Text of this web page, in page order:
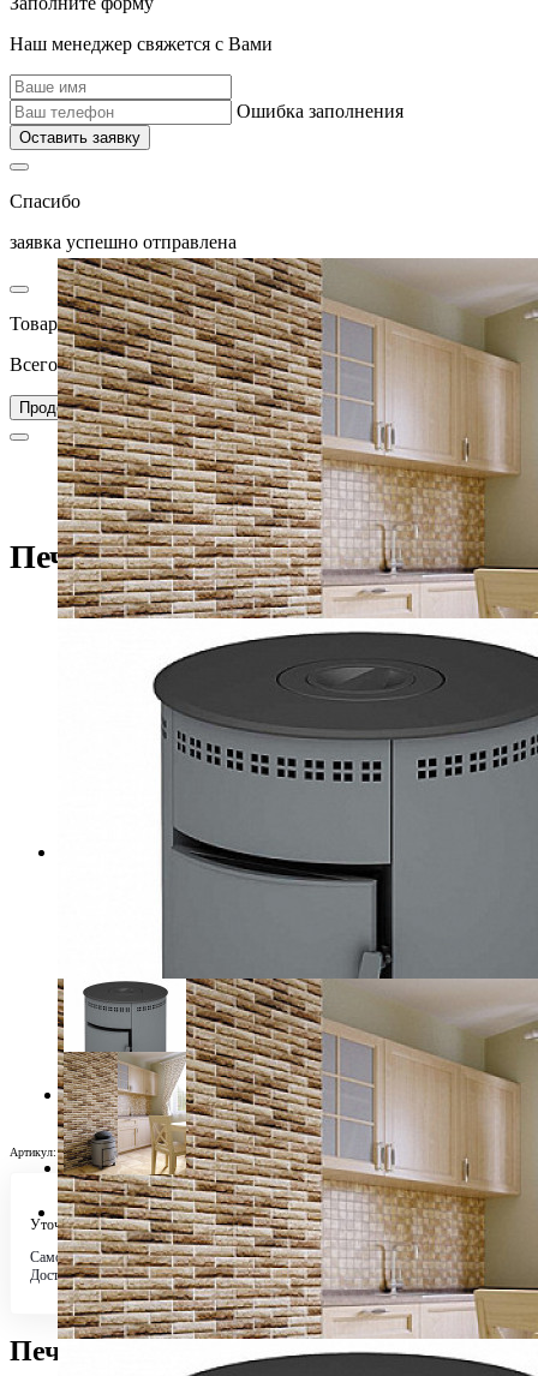
Наш менеджер свяжется с Вами
Ошибка заполнения
Оставить заявку
Спасибо
заявка успешно отправлена
Товар добавлен в корзину
Всего товаров в вашей корзине –0
Продолжить покупки Перейти в корзину
Главная Каталог Печи для дома
Отопительные печи
Печь-камин Теплодар Печурка+
Печь-камин Теплодар Печурка+
Артикул:Н0012484
Уточняйте у менеджера
Самовывоз
Бесплатно в 4 магазинах
Доставка по городу
Бесплатно
Печь-камин Теплодар Печурка+